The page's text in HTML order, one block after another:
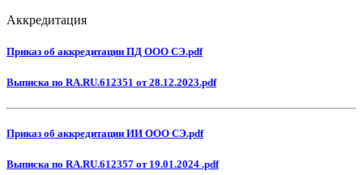
Аккредитация
Приказ об аккредитации ПД ООО СЭ.pdf
Выписка по RA.RU.612351 от 28.12.2023.pdf
Приказ об аккредитации ИИ ООО СЭ.pdf
Выписка по RA.RU.612357 от 19.01.2024 .pdf